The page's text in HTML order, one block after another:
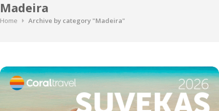
Madeira
Home Archive by category "Madeira"